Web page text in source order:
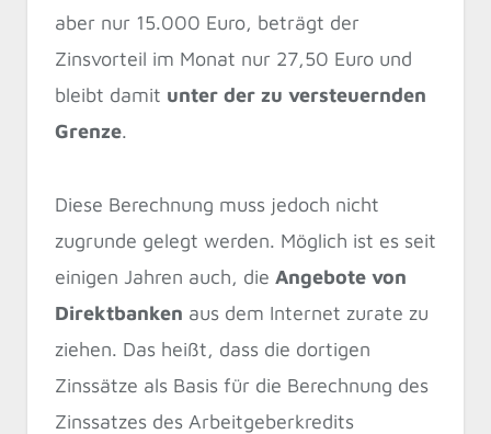
aber nur 15.000 Euro, beträgt der
Zinsvorteil im Monat nur 27,50 Euro und
bleibt damit unter der zu versteuernden
Grenze.
Diese Berechnung muss jedoch nicht
zugrunde gelegt werden. Möglich ist es seit
einigen Jahren auch, die Angebote von
Direktbanken aus dem Internet zurate zu
ziehen. Das heißt, dass die dortigen
Zinssätze als Basis für die Berechnung des
Zinssatzes des Arbeitgeberkredits